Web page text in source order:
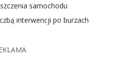
samochodu
interwencji po burzach